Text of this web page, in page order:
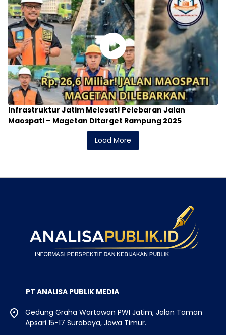
Infrastruktur Jatim Melesat! Pelebaran Jalan
Maospati – Magetan Ditarget Rampung 2025
Load More
PT ANALISA PUBLIK MEDIA
Gedung Graha Wartawan PWI Jatim, Jalan Taman
Apsari 15-17 Surabaya, Jawa Timur.